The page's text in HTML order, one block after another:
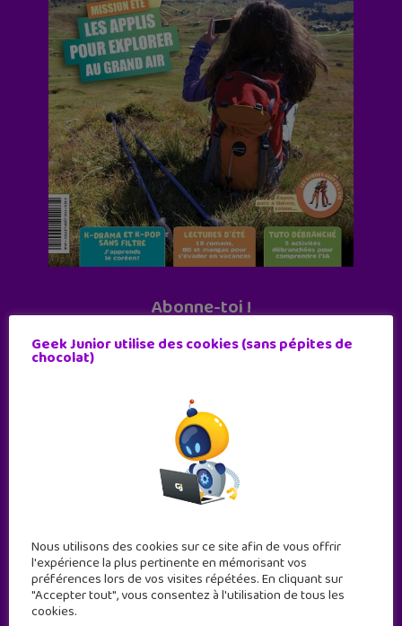
Abonne-toi !
11 numéros par an
Geek Junior utilise des cookies (sans pépites de
chocolat)
Nous utilisons des cookies sur ce site afin de vous offrir
l'expérience la plus pertinente en mémorisant vos
préférences lors de vos visites répétées. En cliquant sur
"Accepter tout", vous consentez à l'utilisation de tous les
cookies.